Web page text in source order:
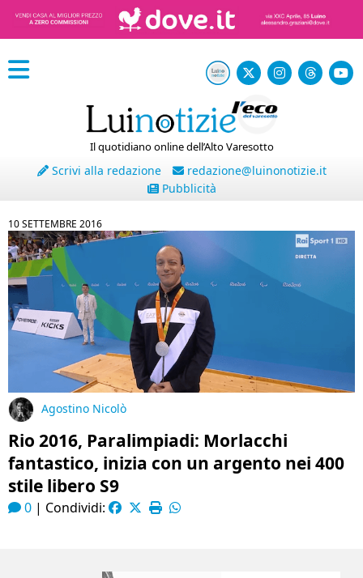
Il quotidiano online dell’Alto Varesotto
Scrivi alla redazione
redazione@luinonotizie.it
Pubblicità
10 SETTEMBRE 2016
Agostino Nicolò
Rio 2016, Paralimpiadi: Morlacchi
fantastico, inizia con un argento nei 400
stile libero S9
0 | Condividi: